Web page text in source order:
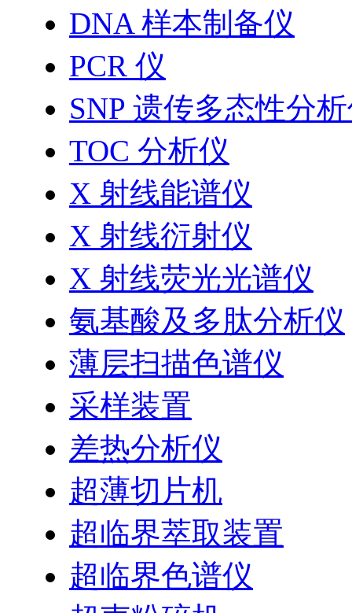
DNA 样本制备仪
PCR 仪
SNP 遗传多态性分
TOC 分析仪
X 射线能谱仪
X 射线衍射仪
X 射线荧光光谱仪
氨基酸及多肽分析仪
薄层扫描色谱仪
采样装置
差热分析仪
超薄切片机
超临界萃取装置
超临界色谱仪